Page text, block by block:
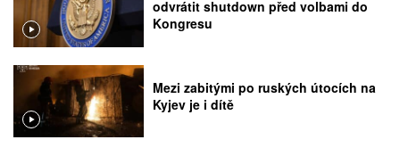
odvrátit shutdown před volbami do
Kongresu
Mezi zabitými po ruských útocích na
Kyjev je i dítě